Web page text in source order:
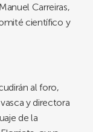
Carreiras,
científico y
al foro,
y directora
de la